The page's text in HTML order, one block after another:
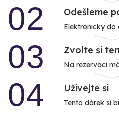
02 Odešleme
Elektronicky do
03 Zvolte si
Na rezervaci
04 Užívejte si
Tento dárek si